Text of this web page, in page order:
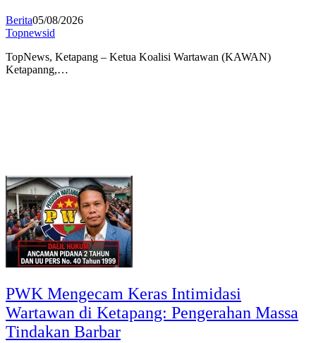
Berita05/08/2026
Topnewsid
TopNews, Ketapang – Ketua Koalisi Wartawan (KAWAN)
Ketapanng,…
PWK Mengecam Keras Intimidasi
Wartawan di Ketapang: Pengerahan Massa
Tindakan Barbar